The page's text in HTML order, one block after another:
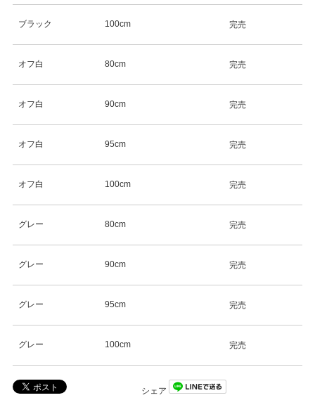
ブラック 100cm 完売
オフ白 80cm 完売
オフ白 90cm 完売
オフ白 95cm 完売
オフ白 100cm 完売
グレー 80cm 完売
グレー 90cm 完売
グレー 95cm 完売
グレー 100cm 完売
シェア